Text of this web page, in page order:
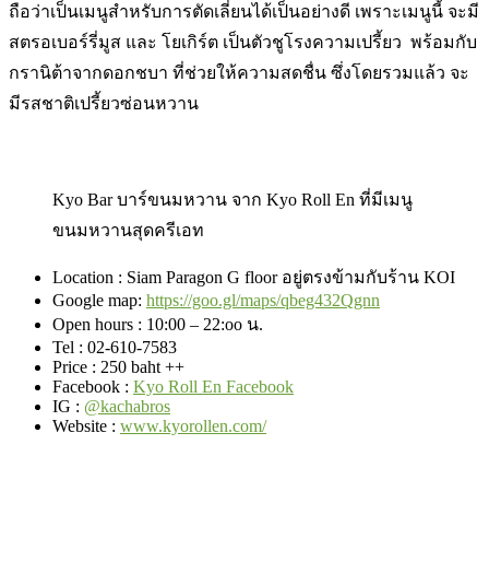
ถือว่าเป็นเมนู​สำหรับการตัดเลี่ยนได้เป็นอย่างดี เพราะเมนูนี้ จะมี
สตรอเบอร์รี่มูส และ โยเกิร์ต เป็นตัวชูโรงความเปรี้ยว พร้อมกับ
กรานิต้าจากดอกชบา ที่ช่วยให้ความสดชื่น ซึ่งโดยรวมแล้ว จะ
มีรสชาติเปรี้ยวซ่อนหวาน
Kyo Bar บาร์ขนมหวาน จาก Kyo Roll En ที่มีเมนู
ขนมหวานสุดครีเอท
Location : Siam Paragon G floor อยู่ตรงข้ามกับร้าน KOI
Google map: https://goo.gl/maps/qbeg432Qgnn
Open hours : 10:00 – 22:oo น.
Tel : 02-610-7583
Price : 250 baht ++
Facebook : Kyo Roll En Facebook
IG : @kachabros
Website : www.kyorollen.com/